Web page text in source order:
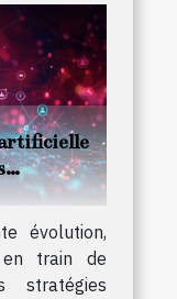
évolution,
train de
stratégies